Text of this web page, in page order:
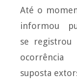
Até o
informou
se registrou
suposta